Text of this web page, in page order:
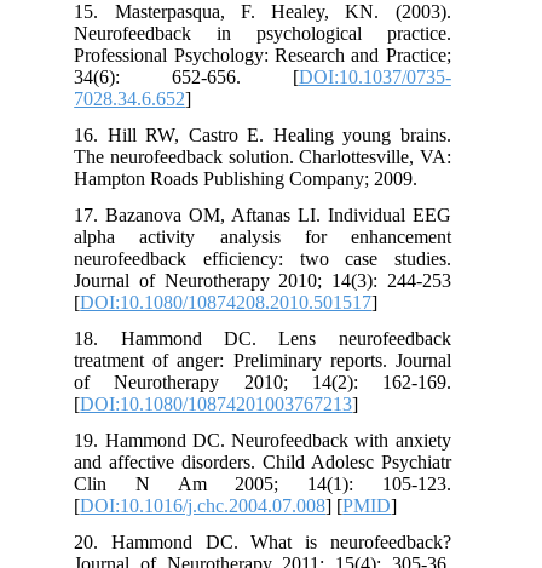
15. Masterpasqua, F. Healey, KN. (2003).
Neurofeedback in psychological practice.
Professional Psychology: Research and Practice;
34(6): 652-656. [DOI:10.1037/0735-
7028.34.6.652
16. Hill RW, Castro E. Healing young brains.
The neurofeedback solution. Charlottesville, VA:
Hampton Roads Publishing Company; 2009.
17. Bazanova OM, Aftanas LI. Individual EEG
alpha activity analysis for enhancement
neurofeedback efficiency: two case studies.
Journal of Neurotherapy 2010; 14(3): 244-253
[DOI:10.1080/10874208.2010.501517
18. Hammond DC. Lens neurofeedback
treatment of anger: Preliminary reports. Journal
of Neurotherapy 2010; 14(2): 162-169.
[DOI:10.1080/10874201003767213
19. Hammond DC. Neurofeedback with anxiety
and affective disorders. Child Adolesc Psychiatr
Clin N Am 2005; 14(1): 105-123.
[DOI:10.1016/j.chc.2004.07.008] [PMID
20. Hammond DC. What is neurofeedback?